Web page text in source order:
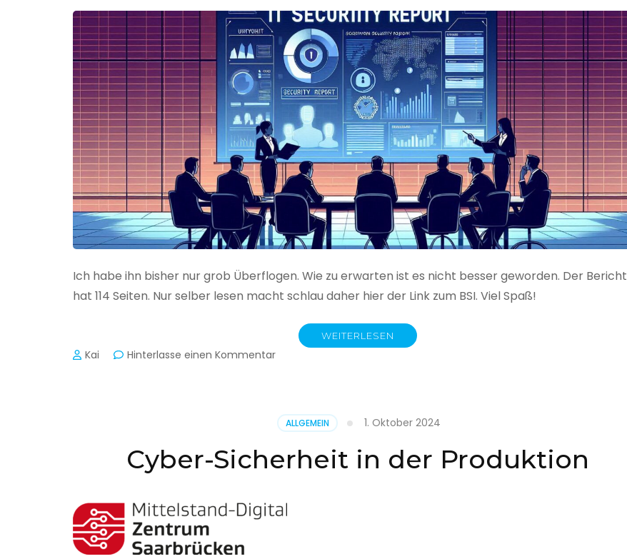
Ich habe ihn bisher nur grob Überflogen. Wie zu erwarten ist es nicht besser geworden. Der Bericht
hat 114 Seiten. Nur selber lesen macht schlau daher hier der Link zum BSI. Viel Spaß!
WEITERLESEN
Kai Hinterlasse einen Kommentarzu
heute
seinen
zur
in
Deutschland
ALLGEMEIN 1. Oktober 2024
Cyber-Sicherheit in der Produktion